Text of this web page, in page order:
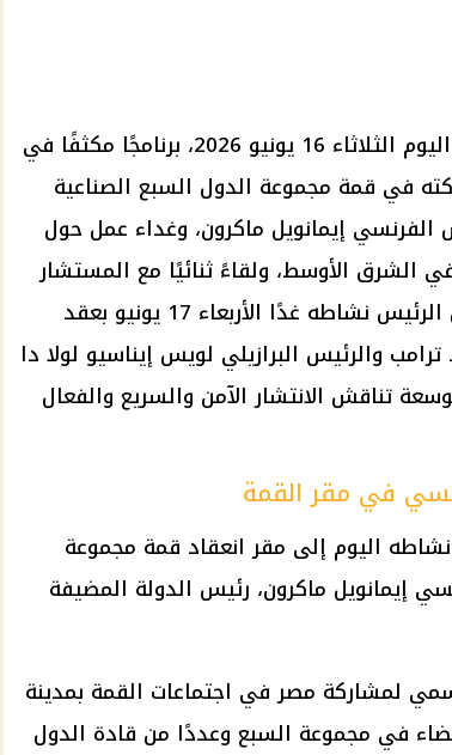
، اليوم الثلاثاء 16 يونيو 2026، برنامجًا مكثفًا في
في قمة مجموعة الدول السبع الصناعية
الفرنسي إيمانويل ماكرون، وغداء عمل حول
الشرق الأوسط، ولقاءً ثنائيًا مع المستشار
الألماني فريدريش ميرتس. ويواصل الرئيس نشاطه غدًا الأربعاء 17 يونيو بعقد
ترامب والرئيس البرازيلي لويس إيناسيو لولا دا
تناقش الانتشار الآمن والسريع والفعال
في مقر القمة
اليوم إلى مقر انعقاد قمة مجموعة
إيمانويل ماكرون، رئيس الدولة المضيفة
لمشاركة مصر في اجتماعات القمة بمدينة
في مجموعة السبع وعددًا من قادة الدول